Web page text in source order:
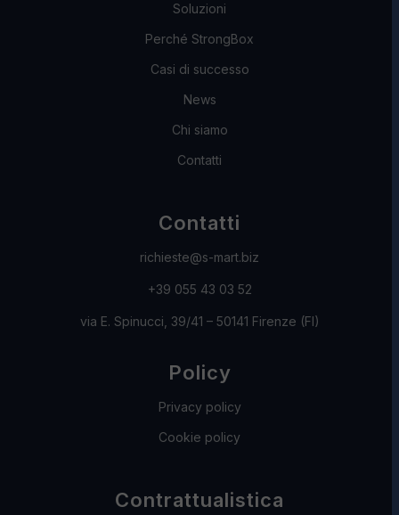
Soluzioni
Perché StrongBox
Casi di successo
News
Chi siamo
Contatti
Contatti
richieste@s-mart.biz
+39 055 43 03 52
via E. Spinucci, 39/41 – 50141 Firenze (FI)
Policy
Privacy policy
Cookie policy
Contrattualistica